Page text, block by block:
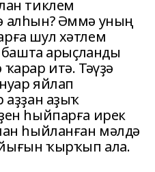
тиклем
алһын? Әммә уның
шул хәтлем
башта арыҫланды
итә. Тәүҙә
яйлап
аҙҙан аҙыҡ
һыйпарға ирек
һыйланған мәлдә
ҡырҡып ала.